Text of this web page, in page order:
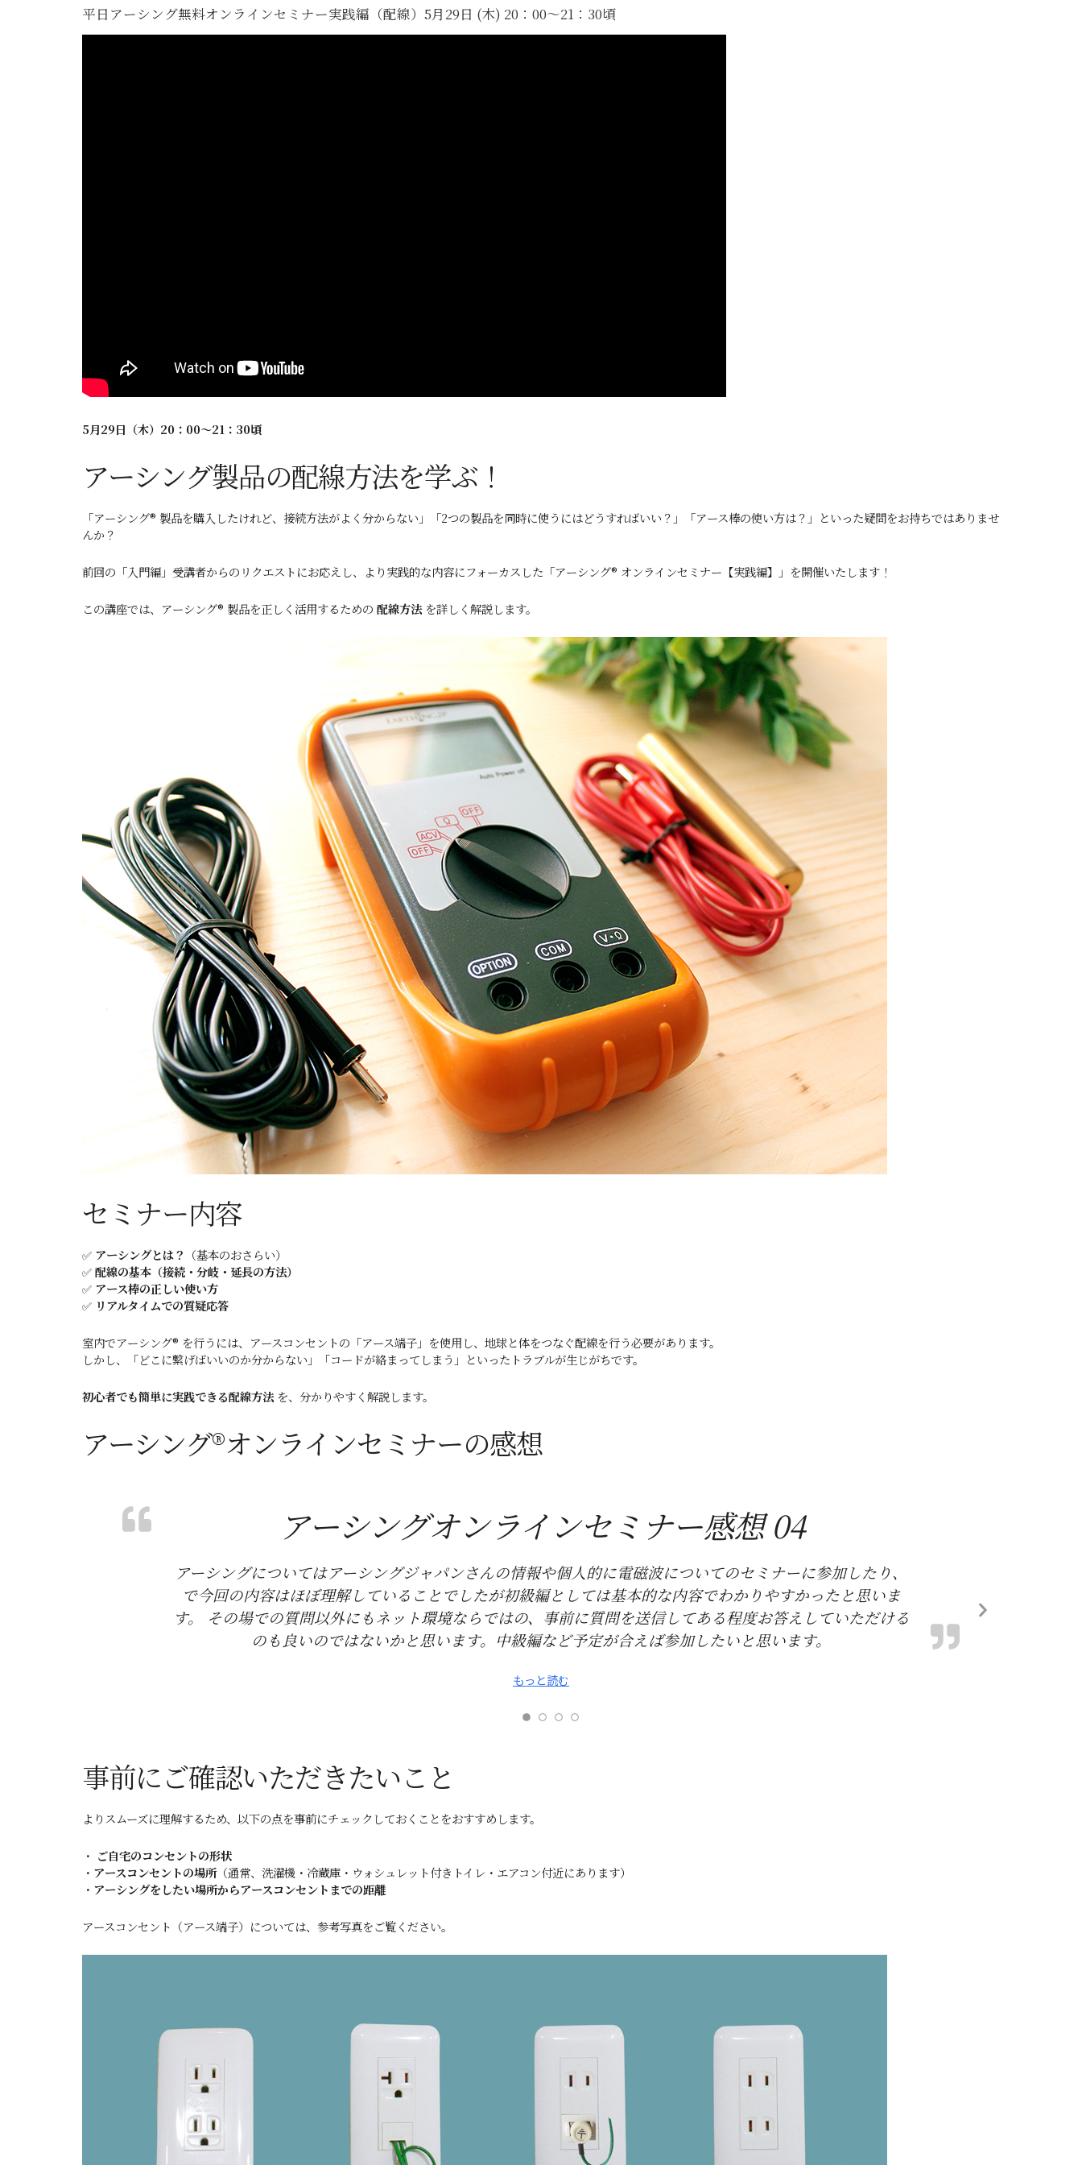
平日アーシング無料オンラインセミナー実践編（配線）5月29日 (木) 20：00～21：30頃
5月29日（木）20：00～21：30頃
アーシング製品の配線方法を学ぶ！
「アーシング® 製品を購入したけれど、接続方法がよく分からない」「2つの製品を同時に使うにはどうすればいい？」「アース棒の使い方は？」といった疑問をお持ちではありませ
んか？
前回の「入門編」受講者からのリクエストにお応えし、より実践的な内容にフォーカスした「アーシング® オンラインセミナー【実践編】」を開催いたします！
この講座では、アーシング® 製品を正しく活用するための 配線方法を詳しく解説します。
セミナー内容
✅ アーシングとは？ （基本のおさらい）
✅配線の基本（接続・分岐・延長の方法）
✅ アース棒の正しい使い方
✅ リアルタイムでの質疑応答
室内でアーシング® を行うには、アースコンセントの「アース端子」を使用し、地球と体をつなぐ配線を行う必要があります。
しかし、「どこに繋げばいいのか分からない」「コードが絡まってしまう」といったトラブルが生じがちです。
初心者でも簡単に実践できる配線方法を、分かりやすく解説します。
アーシング®オンラインセミナーの感想
アーシングオンラインセミナー感想 04
アーシングについてはアーシングジャパンさんの情報や個人的に電磁波についてのセミナーに参加したり、
で今回の内容はほぼ理解していることでしたが初級編としては基本的な内容でわかりやすかったと思いま
す。 その場での質問以外にもネット環境ならではの、事前に質問を送信してある程度お答えしていただける
のも良いのではないかと思います。中級編など予定が合えば参加したいと思います。
もっと読む
事前にご確認いただきたいこと
よりスムーズに理解するため、以下の点を事前にチェックしておくことをおすすめします。
・ ご自宅のコンセントの形状
・ アースコンセントの場所（通常、洗濯機・冷蔵庫・ウォシュレット付きトイレ・エアコン付近にあります）
・ アーシングをしたい場所からアースコンセントまでの距離
アースコンセント（アース端子）については、参考写真をご覧ください。